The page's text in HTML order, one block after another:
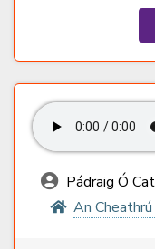
Pádraig Ó
An Cheathrú